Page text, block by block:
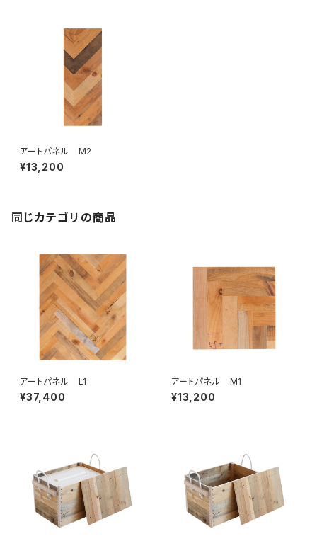
アートパネル M2
¥13,200
同じカテゴリの商品
アートパネル L1
¥37,400
アートパネル M1
¥13,200